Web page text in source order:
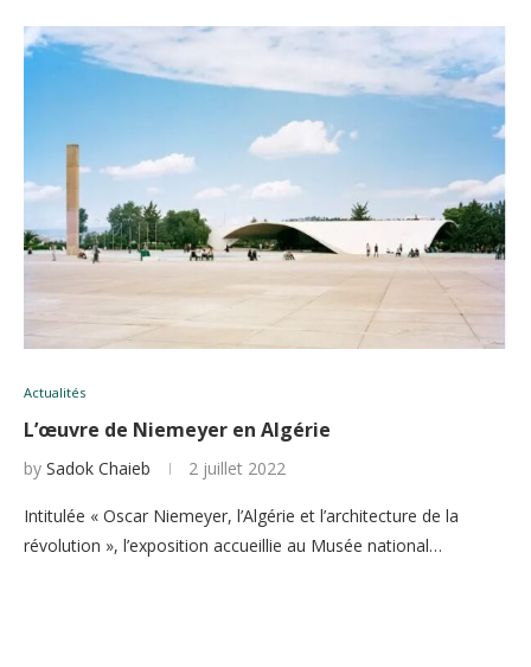
Actualités
L’œuvre de Niemeyer en Algérie
by Sadok Chaieb 2 juillet 2022
Intitulée « Oscar Niemeyer, l’Algérie et l’architecture de la
révolution », l’exposition accueillie au Musée national…